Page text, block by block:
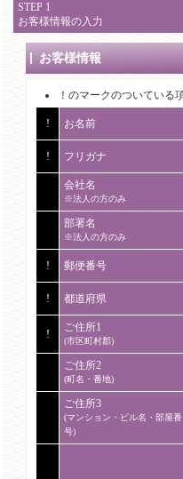
STEP 1
お客様情報の入力
お客様情報
！ のマークのついている
! お名前
! フリガナ
会社名
※法人の方のみ
部署名
※法人の方のみ
! 郵便番号
! 都道府県
!
ご住所1
(市区町村郡)
ご住所2
(町名・番地)
ご住所3
(マンション・ビル名・部屋番
号)